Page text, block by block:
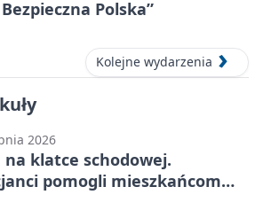
Bezpieczna Polska”
Kolejne wydarzenia
2026
na klatce schodowej.
pomogli mieszkańcom